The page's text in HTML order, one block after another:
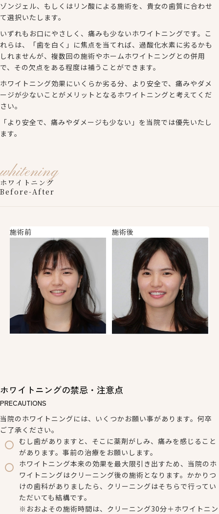
ゾンジェル、もしくはリン酸による施術を、貴女の歯質に合わせ
て選択いたします。
いずれもお口にやさしく、痛みも少ないホワイトニングです。こ
れらは、「歯を白く」に焦点を当てれば、過酸化水素に劣るかも
しれませんが、複数回の施術やホームホワイトニングとの併用
で、その欠点をある程度は補うことができます。
ホワイトニング効果にいくらか劣る分、より安全で、痛みやダメ
ージが少ないことがメリットとなるホワイトニングと考えてくだ
さい。
「より安全で、痛みやダメージも少ない」を当院では優先いたし
ます。
whitening
ホワイトニング
Before-After
施術前 施術後
ホワイトニングの禁忌・注意点
PRECAUTIONS
当院のホワイトニングには、いくつかお願い事があります。何卒
ご了承ください。
むし歯がありますと、そこに薬剤がしみ、痛みを感じること
があります。事前の治療をお願いします。
ホワイトニング本来の効果を最大限引き出すため、当院のホ
ワイトニングはクリーニング後の施術となります。かかりつ
けの歯科がありましたら、クリーニングはそちらで行ってい
ただいても結構です。
※おおよその施術時間は、クリーニング30分＋ホワイトニン